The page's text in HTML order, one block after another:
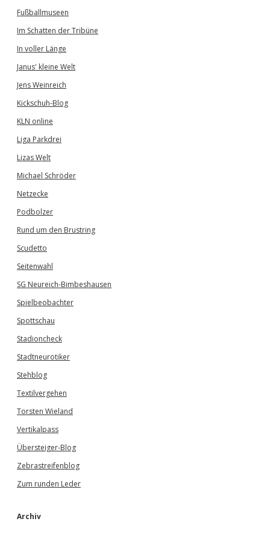
Fußballmuseen
Im Schatten der Tribüne
In voller Länge
Janus' kleine Welt
Jens Weinreich
Kickschuh-Blog
KLN online
Liga Parkdrei
Lizas Welt
Michael Schröder
Netzecke
Podbolzer
Rund um den Brustring
Scudetto
Seitenwahl
SG Neureich-Bimbeshausen
Spielbeobachter
Spottschau
Stadioncheck
Stadtneurotiker
Stehblog
Textilvergehen
Torsten Wieland
Vertikalpass
Übersteiger-Blog
Zebrastreifenblog
Zum runden Leder
Archiv